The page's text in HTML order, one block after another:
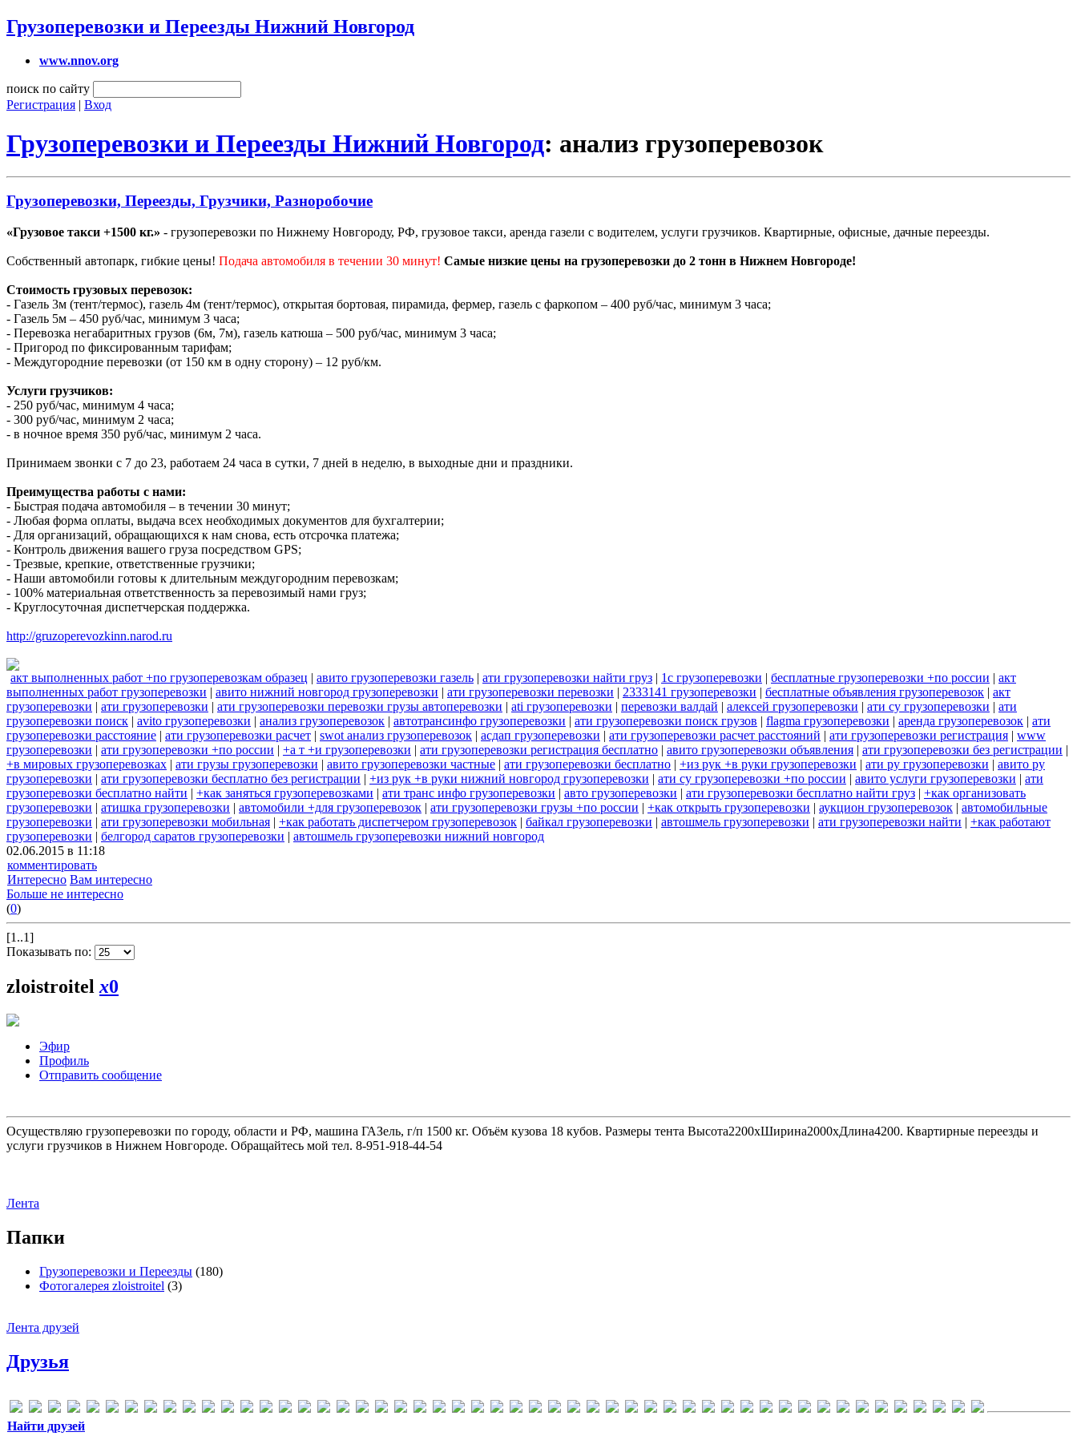
Грузоперевозки и Переезды Нижний Новгород
www.nnov.org
поиск по сайту
Регистрация | Вход
Грузоперевозки и Переезды Нижний Новгород: анализ грузоперевозок
Грузоперевозки, Переезды, Грузчики, Разноробочие
«Грузовое такси +1500 кг.» - грузоперевозки по Нижнему Новгороду, РФ, грузовое такси, аренда газели с водителем, услуги грузчиков. Квартирные, офисные, дачные переезды.
Собственный автопарк, гибкие цены! Подача автомобиля в течении 30 минут! Самые низкие цены на грузоперевозки до 2 тонн в Нижнем Новгороде!
Стоимость грузовых перевозок:
- Газель 3м (тент/термос), газель 4м (тент/термос), открытая бортовая, пирамида, фермер, газель с фаркопом – 400 руб/час, минимум 3 часа;
- Газель 5м – 450 руб/час, минимум 3 часа;
- Перевозка негабаритных грузов (6м, 7м), газель катюша – 500 руб/час, минимум 3 часа;
- Пригород по фиксированным тарифам;
- Междугородние перевозки (от 150 км в одну сторону) – 12 руб/км.
Услуги грузчиков:
- 250 руб/час, минимум 4 часа;
- 300 руб/час, минимум 2 часа;
- в ночное время 350 руб/час, минимум 2 часа.
Принимаем звонки с 7 до 23, работаем 24 часа в сутки, 7 дней в неделю, в выходные дни и праздники.
Преимущества работы с нами:
- Быстрая подача автомобиля – в течении 30 минут;
- Любая форма оплаты, выдача всех необходимых документов для бухгалтерии;
- Для организаций, обращающихся к нам снова, есть отсрочка платежа;
- Контроль движения вашего груза посредством GPS;
- Трезвые, крепкие, ответственные грузчики;
- Наши автомобили готовы к длительным междугородним перевозкам;
- 100% материальная ответственность за перевозимый нами груз;
- Круглосуточная диспетчерская поддержка.
http://gruzoperevozkinn.narod.ru
акт выполненных работ +по грузоперевозкам образец | авито грузоперевозки газель | ати грузоперевозки найти груз | 1с грузоперевозки | бесплатные грузоперевозки +по россии | акт
выполненных работ грузоперевозки | авито нижний новгород грузоперевозки | ати грузоперевозки перевозки | 2333141 грузоперевозки | бесплатные объявления грузоперевозок | акт
грузоперевозки | ати грузоперевозки | ати грузоперевозки перевозки грузы автоперевозки | ati грузоперевозки | перевозки валдай | алексей грузоперевозки | ати су грузоперевозки | ати
грузоперевозки поиск | avito грузоперевозки | анализ грузоперевозок | автотрансинфо грузоперевозки | ати грузоперевозки поиск грузов | flagma грузоперевозки | аренда грузоперевозок | ати
грузоперевозки расстояние | ати грузоперевозки расчет | swot анализ грузоперевозок | асдап грузоперевозки | ати грузоперевозки расчет расстояний | ати грузоперевозки регистрация | www
грузоперевозки | ати грузоперевозки +по россии | +а т +и грузоперевозки | ати грузоперевозки регистрация бесплатно | авито грузоперевозки объявления | ати грузоперевозки без регистрации |
+в мировых грузоперевозках | ати грузы грузоперевозки | авито грузоперевозки частные | ати грузоперевозки бесплатно | +из рук +в руки грузоперевозки | ати ру грузоперевозки | авито ру
грузоперевозки | ати грузоперевозки бесплатно без регистрации | +из рук +в руки нижний новгород грузоперевозки | ати су грузоперевозки +по россии | авито услуги грузоперевозки | ати
грузоперевозки бесплатно найти | +как заняться грузоперевозками | ати транс инфо грузоперевозки | авто грузоперевозки | ати грузоперевозки бесплатно найти груз | +как организовать
грузоперевозки | атишка грузоперевозки | автомобили +для грузоперевозок | ати грузоперевозки грузы +по россии | +как открыть грузоперевозки | аукцион грузоперевозок | автомобильные
грузоперевозки | ати грузоперевозки мобильная | +как работать диспетчером грузоперевозок | байкал грузоперевозки | автошмель грузоперевозки | ати грузоперевозки найти | +как работают
грузоперевозки | белгород саратов грузоперевозки | автошмель грузоперевозки нижний новгород
02.06.2015 в 11:18
комментировать
Интересно Вам интересно
Больше не интересно
(0)
[1..1]
Показывать по:
zloistroitel x0
Эфир
Профиль
Отправить сообщение
Осуществляю грузоперевозки по городу, области и РФ, машина ГАЗель, г/п 1500 кг. Объём кузова 18 кубов. Размеры тента Высота2200хШирина2000хДлина4200. Квартирные переезды и
услуги грузчиков в Нижнем Новгороде. Обращайтесь мой тел. 8-951-918-44-54
Лента
Папки
Грузоперевозки и Переезды (180)
Фотогалерея zloistroitel (3)
Лента друзей
Друзья
Найти друзей